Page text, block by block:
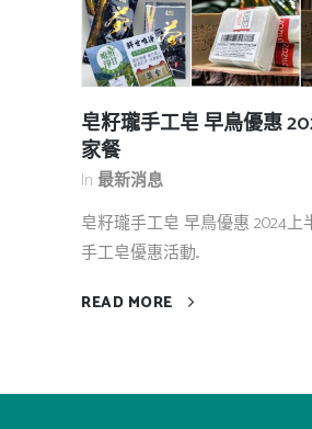
皂籽瓏手工皂 早鳥優惠
家餐
In 最新消息
皂籽瓏手工皂 早鳥優惠 2024上
手工皂優惠活動...
READ MORE